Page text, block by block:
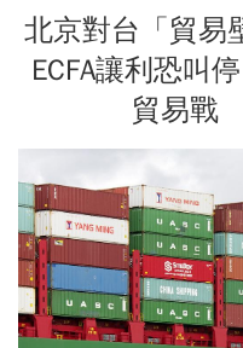
北京對台「貿易
ECFA讓利恐叫
貿易